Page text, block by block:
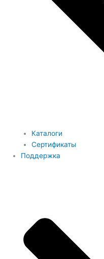
Каталоги
Сертификаты
Поддержка